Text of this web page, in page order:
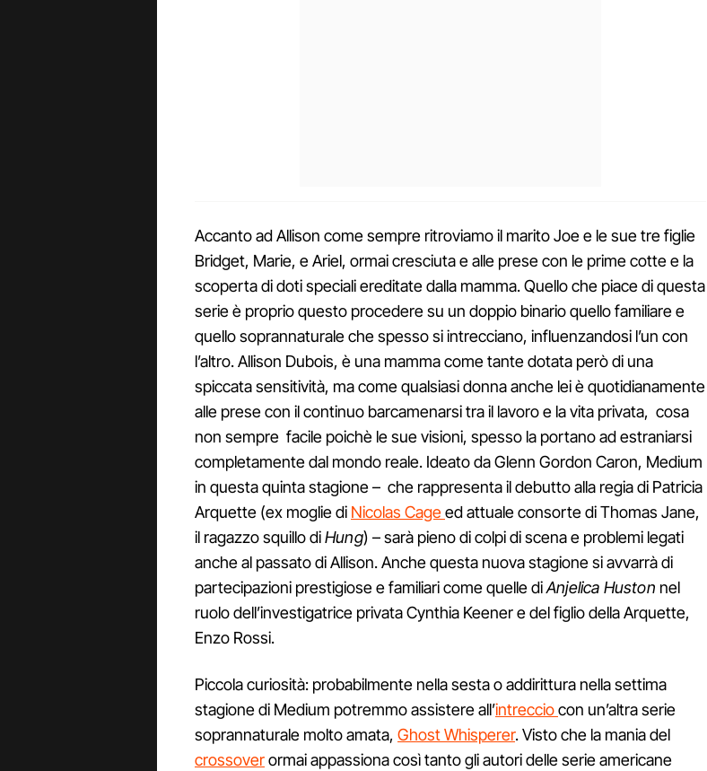
Accanto ad Allison come sempre ritroviamo il marito Joe e le sue tre figlie
Bridget, Marie, e Ariel, ormai cresciuta e alle prese con le prime cotte e la
scoperta di doti speciali ereditate dalla mamma. Quello che piace di questa
serie è proprio questo procedere su un doppio binario quello familiare e
quello soprannaturale che spesso si intrecciano, influenzandosi l’un con
l’altro. Allison Dubois, è una mamma come tante dotata però di una
spiccata sensitività, ma come qualsiasi donna anche lei è quotidianamente
alle prese con il continuo barcamenarsi tra il lavoro e la vita privata, cosa
non sempre facile poichè le sue visioni, spesso la portano ad estraniarsi
completamente dal mondo reale. Ideato da Glenn Gordon Caron, Medium
in questa quinta stagione – che rappresenta il debutto alla regia di Patricia
Arquette (ex moglie di Nicolas Cageed attuale consorte di Thomas Jane,
il ragazzo squillo diHung) – sarà pieno di colpi di scena e problemi legati
anche al passato di Allison. Anche questa nuova stagione si avvarrà di
partecipazioni prestigiose e familiari come quelle diAnjelica Huston nel
ruolo dell’investigatrice privata Cynthia Keener e del figlio della Arquette,
Enzo Rossi.
Piccola curiosità: probabilmente nella sesta o addirittura nella settima
stagione di Medium potremmo assistere all’intrecciocon un’altra serie
soprannaturale molto amata, Ghost Whisperer. Visto che la mania del
crossoverormai appassiona così tanto gli autori delle serie americane